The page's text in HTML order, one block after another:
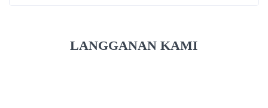
LANGGANAN KAMI